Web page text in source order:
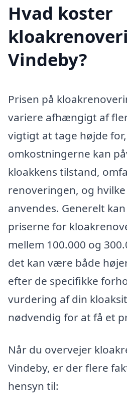
Hvad koster
Vindeby?
Prisen på
variere afhængigt af
vigtigt at tage højde
omkostningerne kan
kloakkens tilstand,
renoveringen, og
anvendes. Generelt
priserne for
mellem 100.000 og
det kan være både
efter de specifikke
vurdering af din
nødvendig for at få et
Når du overvejer
Vindeby, er der flere
hensyn til: